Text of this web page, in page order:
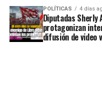
POLÍTICAS 4 días
Diputadas Sherly
protagonizan
difusión de video